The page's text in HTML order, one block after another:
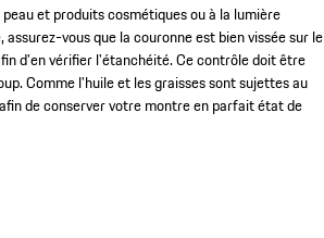
et produits cosmétiques ou à la lumière
vous que la couronne est bien vissée sur le
d'en vérifier l'étanchéité. Ce contrôle doit être
Comme l'huile et les graisses sont sujettes au
de conserver votre montre en parfait état de